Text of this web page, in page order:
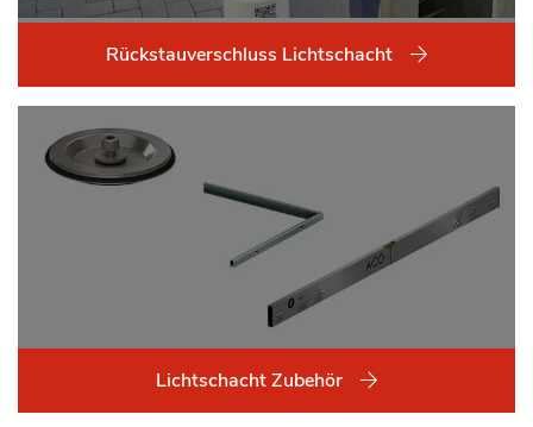
Rückstauverschluss Lichtschacht
Lichtschacht Zubehör